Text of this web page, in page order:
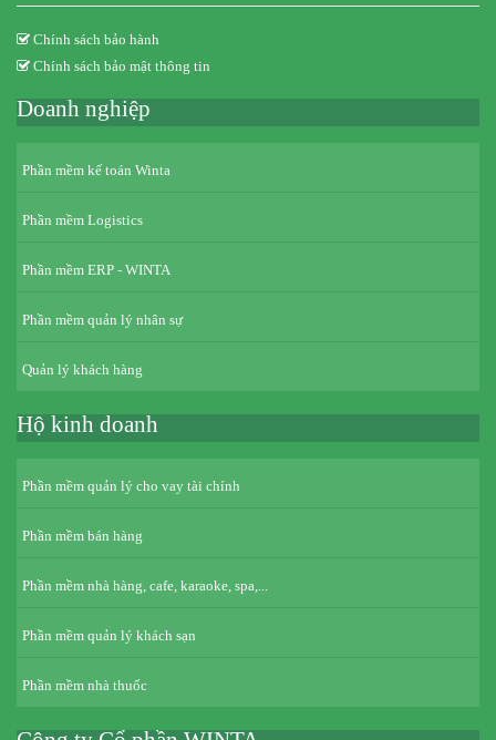
Chính sách bảo hành
Chính sách bảo mật thông tin
Doanh nghiệp
Phần mềm kế toán Winta
Phần mềm Logistics
Phần mềm ERP - WINTA
Phần mềm quản lý nhân sự
Quản lý khách hàng
Hộ kinh doanh
Phần mềm quản lý cho vay tài chính
Phần mềm bán hàng
Phần mềm nhà hàng, cafe, karaoke, spa,...
Phần mềm quản lý khách sạn
Phần mềm nhà thuốc